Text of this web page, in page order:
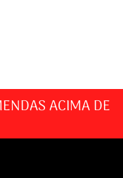
ACIMA DE